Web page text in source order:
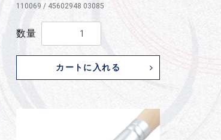
110069 / 45602948 03085
数量
カートに入れる